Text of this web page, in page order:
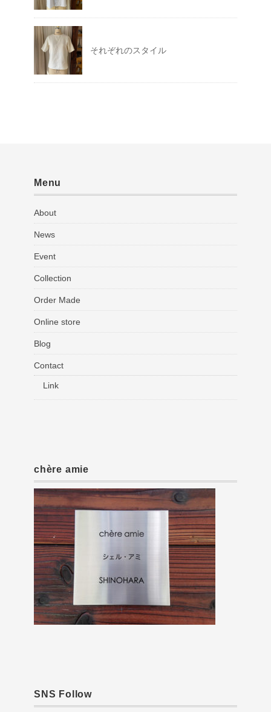
それぞれのスタイル
Menu
About
News
Event
Collection
Order Made
Online store
Blog
Contact
Link
chère amie
SNS Follow